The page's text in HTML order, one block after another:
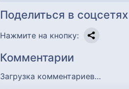
Поделиться в соцсетях
Нажмите на кнопку:
Комментарии
Загрузка комментариев…